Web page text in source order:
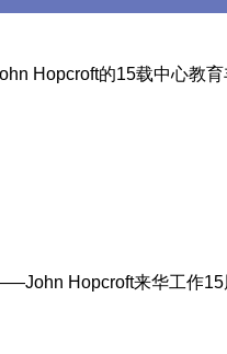
Hopcroft的15载中心教育
Hopcroft来华工作15